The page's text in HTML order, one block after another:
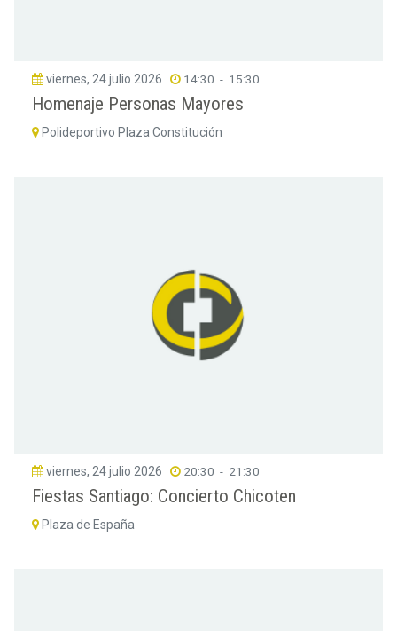
viernes, 24 julio 2026 14:30 - 15:30
Homenaje Personas Mayores
Polideportivo Plaza Constitución
viernes, 24 julio 2026 20:30 - 21:30
Fiestas Santiago: Concierto Chicoten
Plaza de España